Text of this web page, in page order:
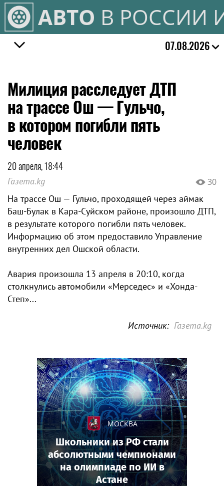
АВТО В РОССИИ
07.08.2026
Милиция расследует ДТП
на трассе Ош — Гульчо,
в котором погибли пять
человек
20 апреля, 18:44
Газета.kg 30
На трассе Ош — Гульчо, проходящей через аймак
Баш-Булак в Кара-Суйском районе, произошло ДТП,
в результате которого погибли пять человек.
Информацию об этом предоставило Управление
внутренних дел Ошской области.
Авария произошла 13 апреля в 20:10, когда
столкнулись автомобили «Мерседес» и «Хонда-
Степ»...
Источник: Газета.kg
МОСКВА
Школьники из РФ стали
абсолютными чемпионами
на олимпиаде по ИИ в
Астане